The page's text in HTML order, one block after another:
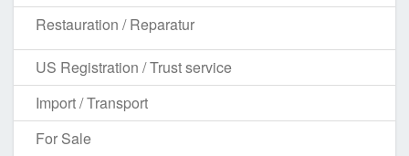
Restauration / Reparatur
US Registration / Trust service
Import / Transport
For Sale